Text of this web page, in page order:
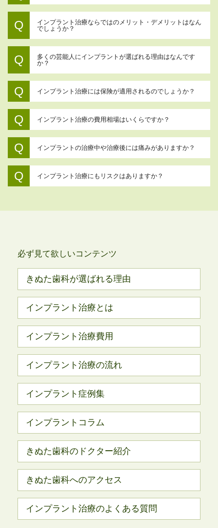
インプラント治療ならではのメリット・デメリットはなん
でしょうか？
多くの芸能人にインプラントが選ばれる理由はなんです
か？
インプラント治療には保険が適用されるのでしょうか？
インプラント治療の費用相場はいくらですか？
インプラントの治療中や治療後には痛みがありますか？
インプラント治療にもリスクはありますか？
必ず見て欲しいコンテンツ
きぬた歯科が選ばれる理由
インプラント治療とは
インプラント治療費用
インプラント治療の流れ
インプラント症例集
インプラントコラム
きぬた歯科のドクター紹介
きぬた歯科へのアクセス
インプラント治療のよくある質問